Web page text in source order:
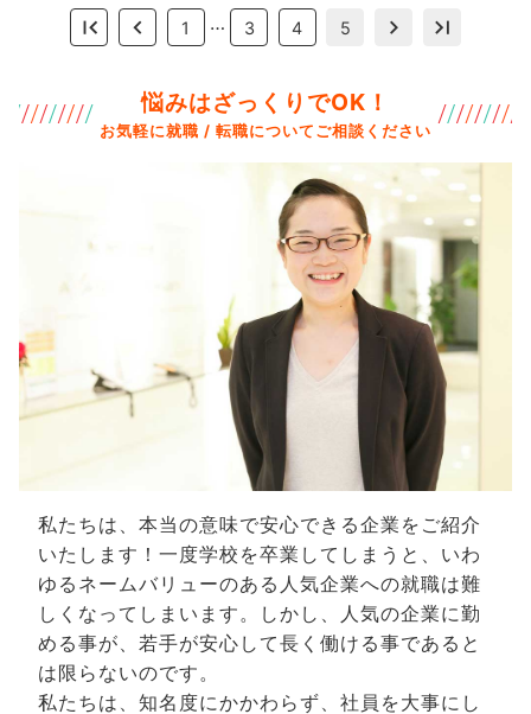
1 … 3 4 5
悩みはざっくりでOK！
お気軽に就職 / 転職についてご相談ください
私たちは、本当の意味で安心できる企業をご紹介
いたします！一度学校を卒業してしまうと、いわ
ゆるネームバリューのある人気企業への就職は難
しくなってしまいます。しかし、人気の企業に勤
める事が、若手が安心して長く働ける事であると
は限らないのです。
私たちは、知名度にかかわらず、社員を大事にし